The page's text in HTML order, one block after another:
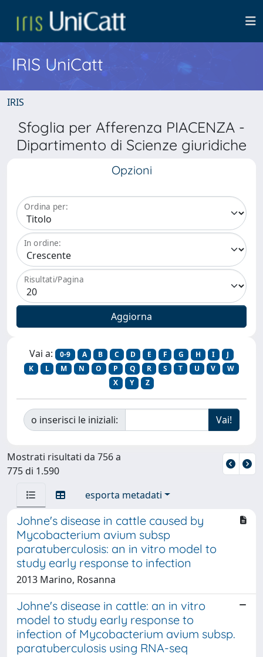
IRIS UniCatt
IRIS
Sfoglia per Afferenza PIACENZA -
Dipartimento di Scienze giuridiche
Opzioni
Ordina per:
In ordine:
Risultati/Pagina
Vai a: 0-9 A B C D E F G H I
J
K
L M N O P Q R S T U V
W
X
Y Z
o inserisci le iniziali:
Mostrati risultati da 756 a
775 di 1.590
esporta metadati
Johne's disease in cattle caused by
Mycobacterium avium subsp
paratuberculosis: an in vitro model to
study early response to infection
2013 Marino, Rosanna
Johne's disease in cattle: an in vitro
model to study early response to
infection of Mycobacterium avium subsp.
paratuberculosis using RNA-seq